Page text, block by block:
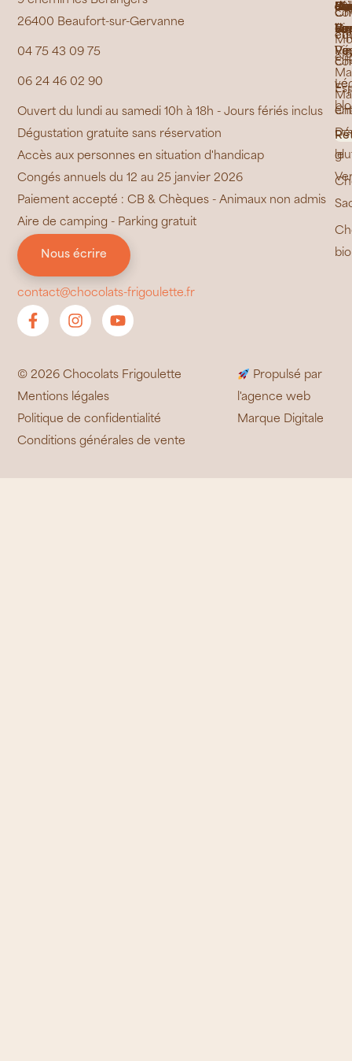
26400 Beaufort-sur-Gervanne
04 75 43 09 75
06 24 46 02 90
Ouvert du lundi au samedi 10h à 18h - Jours fériés inclus
Dégustation gratuite sans réservation
Accès aux personnes en situation d'handicap
Congés annuels du 12 au 25 janvier 2026
Paiement accepté : CB & Chèques - Animaux non admis
Aire de camping - Parking gratuit
Nous écrire
contact@chocolats-frigoulette.fr
bio
Le
le
de
de
de
de
de
la
La
/
de
© 2026 Chocolats Frigoulette
Mentions légales
Politique de confidentialité
Conditions générales de vente
Propulsé par
l'agence web
Marque Digitale